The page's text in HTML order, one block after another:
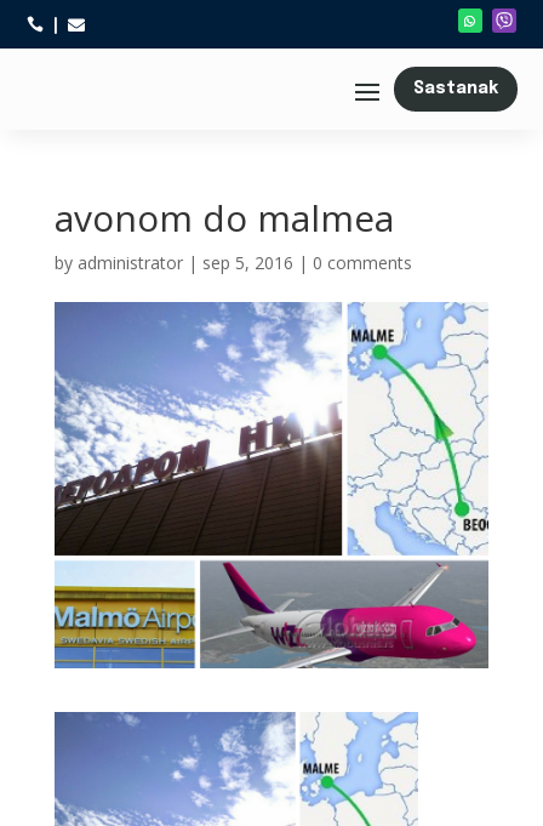
 
Sastanak
avonom do malmea
by administrator| sep 5, 2016 | 0 comments